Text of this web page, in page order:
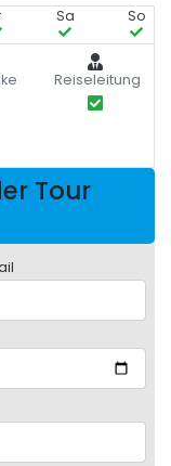
Sa So
Reiseleitung
Tour